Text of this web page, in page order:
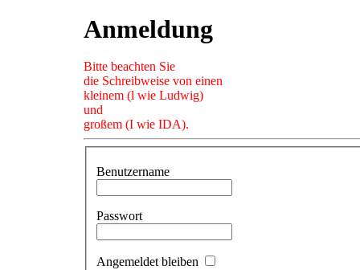
Anmeldung
Bitte beachten Sie
die Schreibweise von einen
kleinem (l wie Ludwig)
und
großem (I wie IDA).
Benutzername
Passwort
Angemeldet bleiben